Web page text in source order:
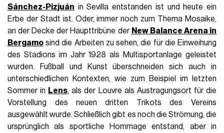
Sánchez-Pizjuán in Sevilla entstanden ist und heute ein
Erbe der Stadt ist. Oder, immer noch zum Thema Mosaike,
an der Decke der Haupttribüne der New Balance Arena in
Bergamo sind die Arbeiten zu sehen, die für die Einweihung
des Stadions im Jahr 1928 als Multisportanlage geleistet
wurden. Fußball und Kunst überschneiden sich auch in
unterschiedlichen Kontexten, wie zum Beispiel im letzten
Sommer in Lens, als der Louvre als Austragungsort für die
Vorstellung des neuen dritten Trikots des Vereins
ausgewählt wurde. Schließlich gibt es noch die Strömung, die
ursprünglich als sportliche Hommage entstand, aber in